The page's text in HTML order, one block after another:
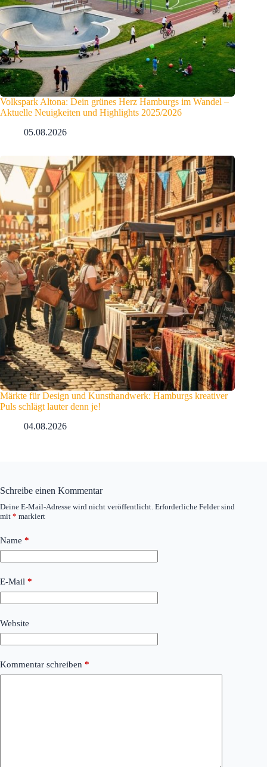
Volkspark Altona: Dein grünes Herz Hamburgs im Wandel –
Aktuelle Neuigkeiten und Highlights 2025/2026
05.08.2026
Märkte für Design und Kunsthandwerk: Hamburgs kreativer
Puls schlägt lauter denn je!
04.08.2026
Schreibe einen Kommentar
Deine E-Mail-Adresse wird nicht veröffentlicht. Erforderliche Felder sind
mit * markiert
Name *
E-Mail *
Website
Kommentar schreiben *